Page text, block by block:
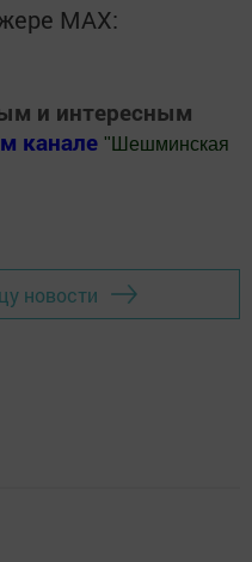
MАХ:
и интересным
канале " Шешминская
новости